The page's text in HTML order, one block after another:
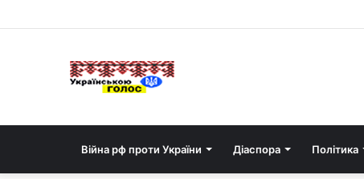
Війна рф проти України Діаспора Політика